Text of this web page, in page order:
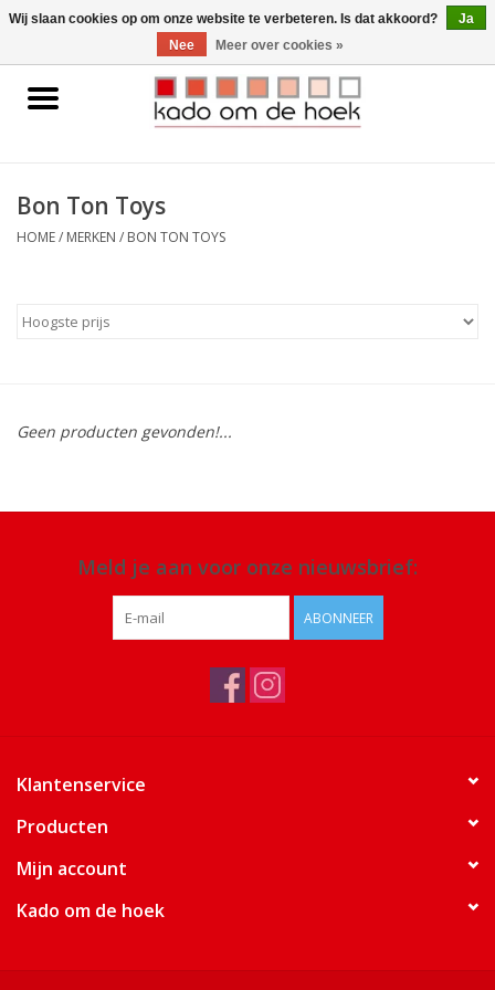
0 Artikelen - €0,00
Home
Gadgets
Bon Ton Toys
HOME/ MERKEN / BON TON TOYS
Geen producten gevonden!...
Meld je aan voor onze nieuwsbrief:
ABONNEER
Klantenservice
Producten
Mijn account
Kado om de hoek
Wij slaan cookies op om onze website te verbeteren. Is dat akkoord?
Ja
Nee
Meer over cookies »